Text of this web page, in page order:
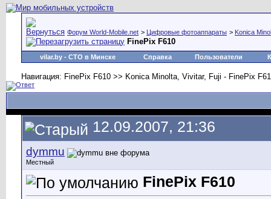
Форум World-Mobile.net > Цифровые фотоаппараты > Konica
FinePix F610
vilar.by - СТО в Минске Справка Пользователи
Навигация: FinePix F610 >> Konica Minolta, Vivitar, Fuji - FinePix
12.09.2007, 21:36
dymmu
Местный
FinePix F610